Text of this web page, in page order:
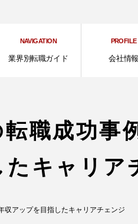
NAVIGATION
業界別転職ガイド
PROFILE
会社情報
職成功事
キャリア
収アップを目指したキャリアチェンジ